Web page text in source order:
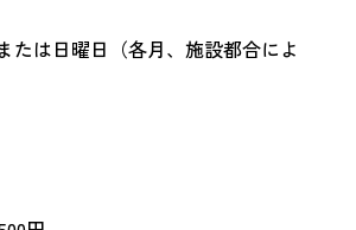
たは日曜日（各月、施設都合によ